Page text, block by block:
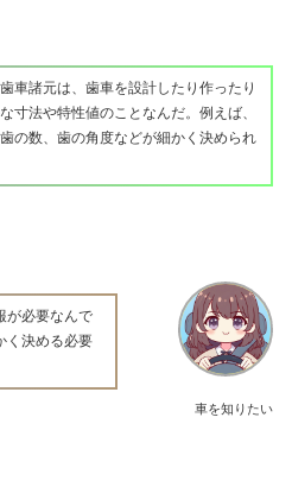
車諸元は、歯車を設計したり作ったり
寸法や特性値のことなんだ。例えば、
の数、歯の角度などが細かく決められ
車を知りたい
が必要なんで
く決める必要